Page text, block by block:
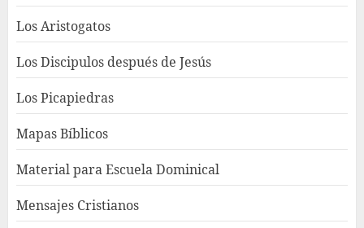
Los Aristogatos
Los Discipulos después de Jesús
Los Picapiedras
Mapas Bíblicos
Material para Escuela Dominical
Mensajes Cristianos